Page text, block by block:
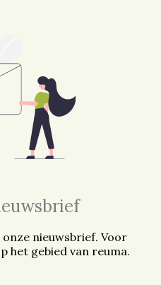
nieuwsbrief. Voor
het gebied van reuma.